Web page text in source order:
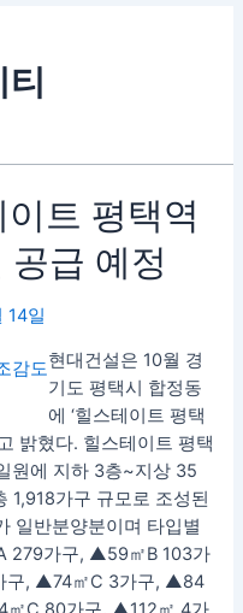
이트 평택역
공급 예정
14일
현대건설은 10월 경
기도 평택시 합정동
에 ‘힐스테이트 평택
밝혔다. 힐스테이트 평택
원에 지하 3층~지상 35
1,918가구 규모로 조성된
일반분양분이며 타입별
279가구, ▲59㎡B 103가
구, ▲74㎡C 3가구, ▲84